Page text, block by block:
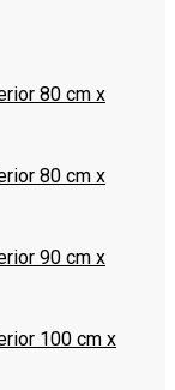
80 cm x
80 cm x
90 cm x
100 cm x